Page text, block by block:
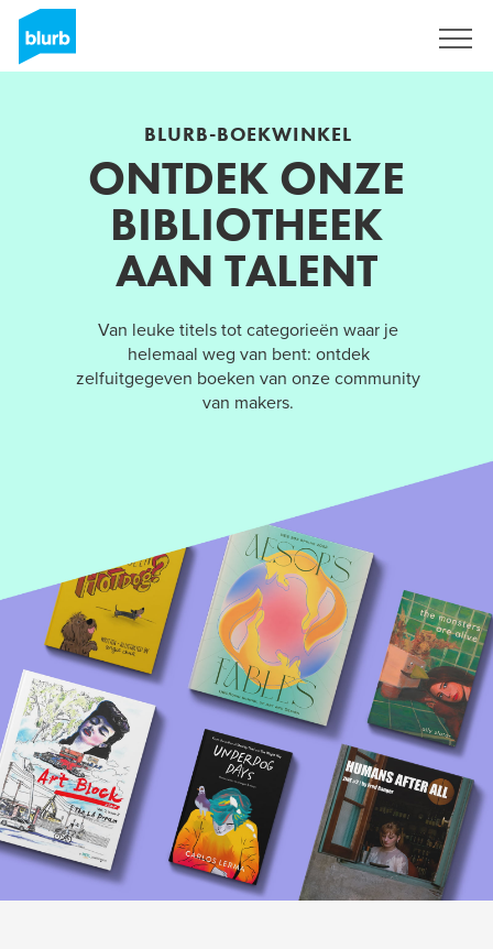
BLURB-BOEKWINKEL
ONTDEK ONZE
BIBLIOTHEEK
AAN TALENT
Van leuke titels tot categorieën waar je
helemaal weg van bent: ontdek
zelfuitgegeven boeken van onze community
van makers.